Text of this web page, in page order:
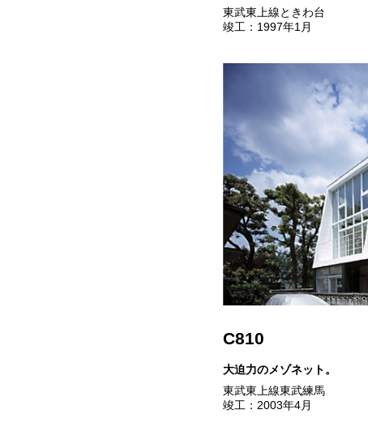
東武東上線ときわ台
竣工：1997年1月
C810
大迫力のメゾネット。
東武東上線東武練馬
竣工：2003年4月